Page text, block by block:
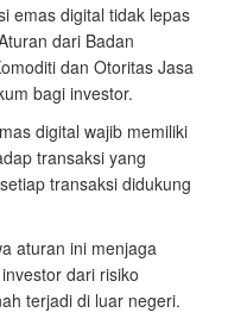
emas digital tidak lepas
dari Badan
dan Otoritas Jasa
bagi investor.
digital wajib memiliki
transaksi yang
transaksi didukung
aturan ini menjaga
dari risiko
terjadi di luar negeri.